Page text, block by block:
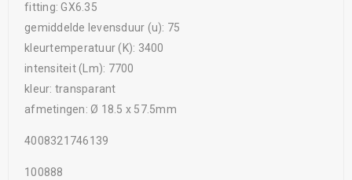
fitting: GX6.35
gemiddelde levensduur (u): 75
kleurtemperatuur (K): 3400
intensiteit (Lm): 7700
kleur: transparant
afmetingen: Ø 18.5 x 57.5mm
4008321746139
100888